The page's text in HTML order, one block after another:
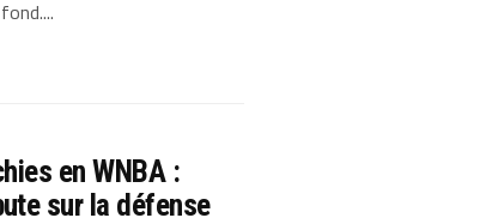
en WNBA :
sur la défense